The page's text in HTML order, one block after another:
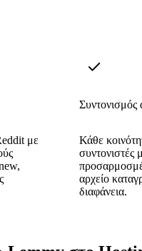
με
Συντονισμός
Κάθε
συντονιστές
αρχείο
διαφάνεια.